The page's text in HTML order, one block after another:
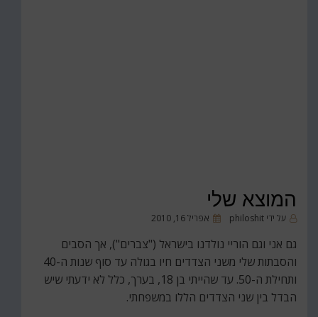
המוצא שלי
על ידי philoshit
פורסםאפריל 16, 2010
גם אני וגם הוריי נולדנו בישראל ("צברים"), אך הסבים
והסבתות שלי משני הצדדים חיו בגולה עד סוף שנות ה-40
ותחילת ה-50. עד שהייתי בן 18, בערך, כלל לא ידעתי שיש
הבדל בין שני הצדדים הללו במשפחתי.